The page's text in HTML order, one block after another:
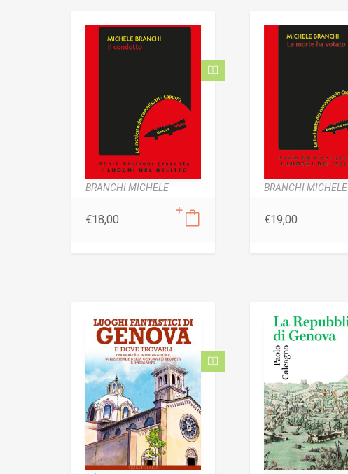
BRANCHI MICHELE
€18,00
BRANCHI MICHELE
€19,00